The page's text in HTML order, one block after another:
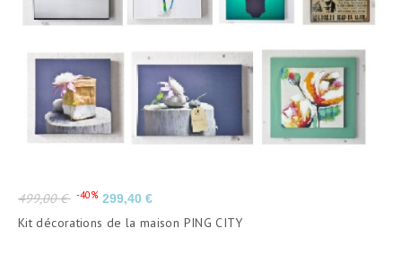
Prix
de
base
499,00 € -40% Prix
299,40 €
Kit décorations de la maison PING CITY